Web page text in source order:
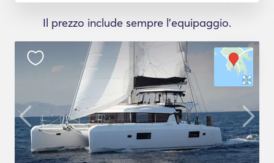
Il prezzo include sempre l'equipaggio.